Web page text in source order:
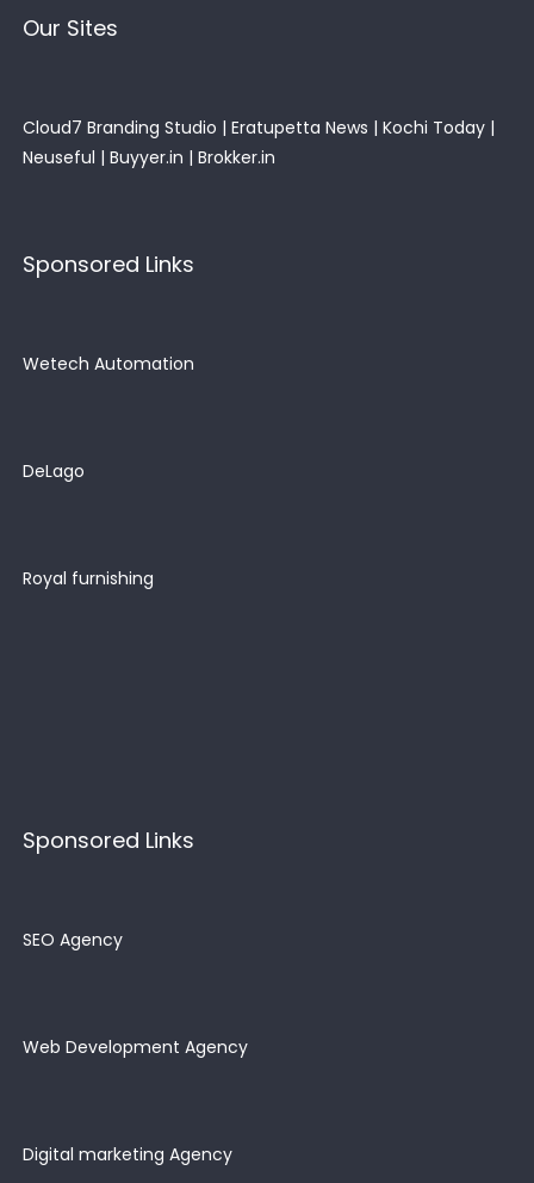
Our Sites
Cloud7 Branding Studio | Eratupetta News | Kochi Today |
Neuseful | Buyyer.in | Brokker.in
Sponsored Links
Wetech Automation
DeLago
Royal furnishing
Sponsored Links
SEO Agency
Web Development Agency
Digital marketing Agency